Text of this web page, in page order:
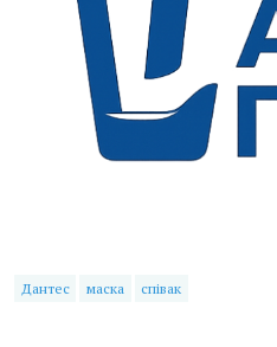
Дантес маска співак